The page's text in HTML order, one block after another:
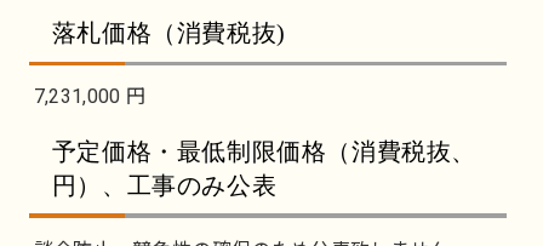
落札価格（消費税抜)
7,231,000 円
予定価格・最低制限価格（消費税抜、
円）、工事のみ公表